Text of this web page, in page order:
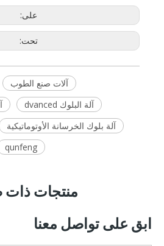
على:
تحت:
آلات صنع الطوب
آلة البلوك dvanced
آلة بلوك الخرسانة الأوتوماتيكية
qunfeng
منتجات ذات
ابق على تواصل معنا